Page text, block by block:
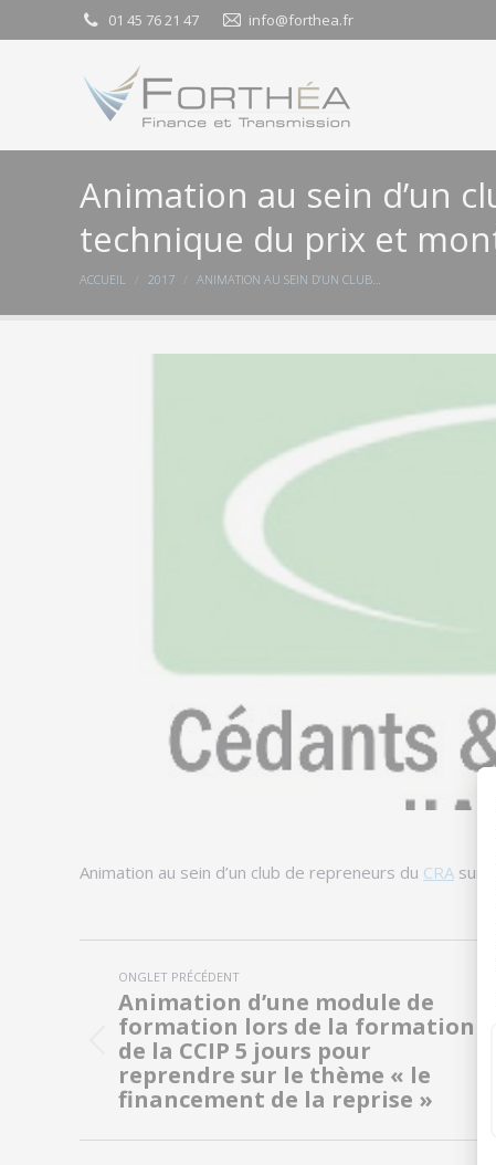
01 45 76 21 47 info@forthea.fr
Animation au sein d’un
technique du prix et
Vous êtes ici :
ACCUEIL 2017 ANIMATION AU SEIN D’UN CLUB…
Animation au sein d’un club de repreneurs du CRA sur
Navigation
commentaire
ONGLET PRÉCÉDENT
Onglet
précédent
Animation d’une module de
formation lors de la formation
de la CCIP 5 jours pour
reprendre sur le thème « le
financement de la reprise »
01 45 76 21 47 info@forthea.fr